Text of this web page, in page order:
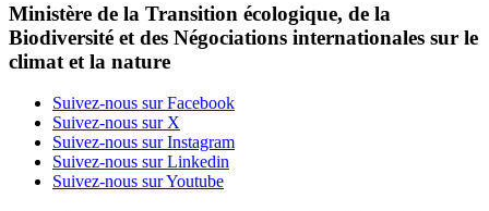
Ministère de la Transition écologique, de la
Biodiversité et des Négociations internationales sur le
climat et la nature
Suivez-nous sur Facebook
Suivez-nous sur X
Suivez-nous sur Instagram
Suivez-nous sur Linkedin
Suivez-nous sur Youtube